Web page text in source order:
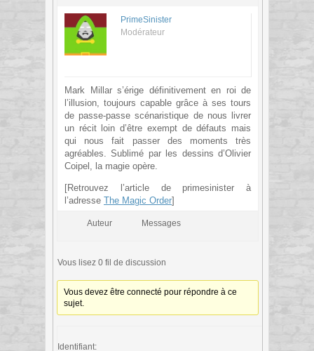
PrimeSinister
Modérateur
Mark Millar s’érige définitivement en roi de
l’illusion, toujours capable grâce à ses tours
de passe-passe scénaristique de nous livrer
un récit loin d’être exempt de défauts mais
qui nous fait passer des moments très
agréables. Sublimé par les dessins d’Olivier
Coipel, la magie opère.
[Retrouvez l’article de primesinister à
l’adresse The Magic Order]
Auteur Messages
Vous lisez 0 fil de discussion
Vous devez être connecté pour répondre à ce
sujet.
Identifiant: